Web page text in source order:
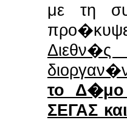
με τη
το Δ�μο
ΣΕΓΑΣ